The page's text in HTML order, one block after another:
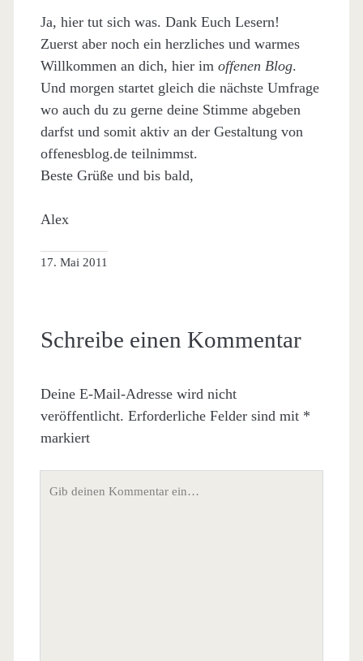
Ja, hier tut sich was. Dank Euch Lesern!
Zuerst aber noch ein herzliches und warmes
Willkommen an dich, hier im offenen Blog.
Und morgen startet gleich die nächste Umfrage
wo auch du zu gerne deine Stimme abgeben
darfst und somit aktiv an der Gestaltung von
offenesblog.de teilnimmst.
Beste Grüße und bis bald,
Alex
17. Mai 2011
Schreibe einen Kommentar
Deine E-Mail-Adresse wird nicht
veröffentlicht. Erforderliche Felder sind mit *
markiert